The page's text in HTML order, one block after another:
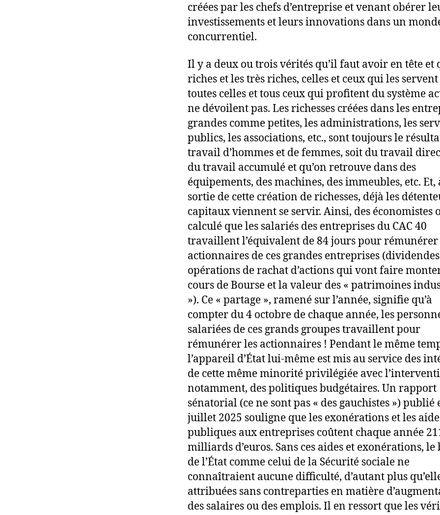
créées par les chefs d’entreprise et venant obérer
investissements et leurs innovations dans un
concurrentiel.
Il y a deux ou trois vérités qu’il faut avoir en tête et
riches et les très riches, celles et ceux qui les servent
toutes celles et tous ceux qui profitent du système
ne dévoilent pas. Les richesses créées dans les
grandes comme petites, les administrations, les
publics, les associations, etc., sont toujours le
travail d’hommes et de femmes, soit du travail
du travail accumulé et qu’on retrouve dans des
équipements, des machines, des immeubles, etc. Et,
sortie de cette création de richesses, déjà les
capitaux viennent se servir. Ainsi, des économistes
calculé que les salariés des entreprises du CAC 40
travaillent l’équivalent de 84 jours pour rémunérer
actionnaires de ces grandes entreprises
opérations de rachat d’actions qui vont faire
cours de Bourse et la valeur des « patrimoines
»). Ce « partage », ramené sur l’année, signifie qu’à
compter du 4 octobre de chaque année, les
salariées de ces grands groupes travaillent pour
rémunérer les actionnaires ! Pendant le même
l’appareil d’État lui-même est mis au service des
de cette même minorité privilégiée avec
notamment, des politiques budgétaires. Un rapport
sénatorial (ce ne sont pas « des gauchistes ») publié
juillet 2025 souligne que les exonérations et les
publiques aux entreprises coûtent chaque année
milliards d’euros. Sans ces aides et exonérations, le
de l’État comme celui de la Sécurité sociale ne
connaîtraient aucune difficulté, d’autant plus
attribuées sans contreparties en matière
des salaires ou des emplois. Il en ressort que les